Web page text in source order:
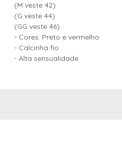
(M veste 42)
(G veste 44)
(GG veste 46)
- Cores: Preto e vermelho
- Calcinha fio
- Alta sensualidade